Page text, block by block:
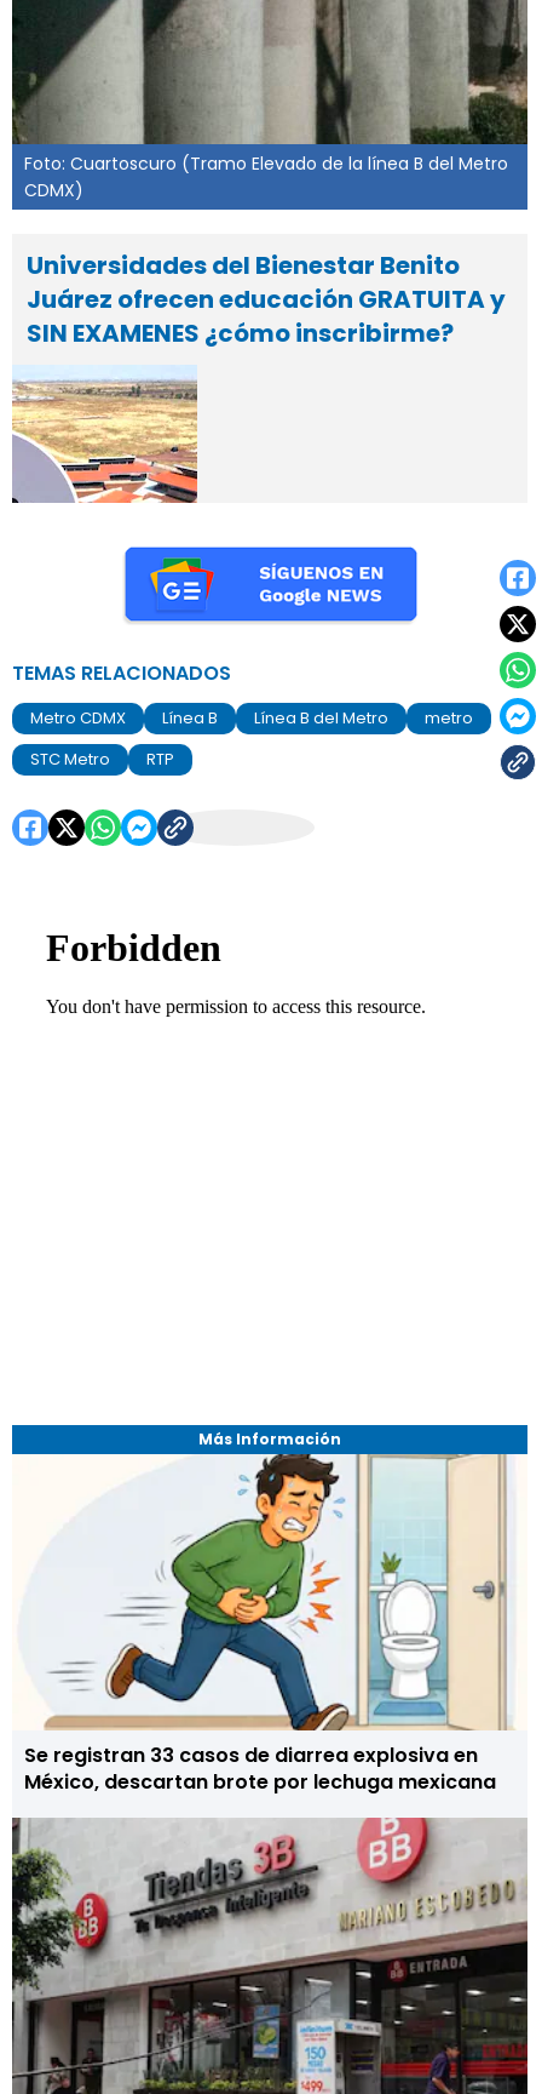
Más Información
Se registran 33 casos de diarrea explosiva en
México, descartan brote por lechuga mexicana
Foto: Cuartoscuro (Tramo Elevado de la línea B del Metro
CDMX)
Universidades del Bienestar Benito
Juárez ofrecen educación GRATUITA y
SIN EXAMENES ¿cómo inscribirme?
TEMAS RELACIONADOS
Metro CDMX Línea B Línea B del Metro
metro
STC Metro
RTP